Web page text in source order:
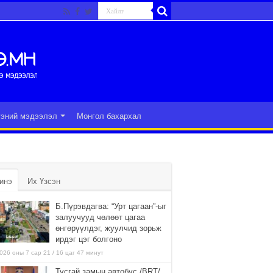
мэдээлэл Монгол бахархал
Их Үзсэн
Б.Пүрэвдагва: “Урт цагаан”-ыг
залуучууд чөлөөт цагаа
өнгөрүүлдэг, жуулчид зорьж
ирдэг цэг болгоно
оны 7 сар 21 / 16 цаг 47 минут